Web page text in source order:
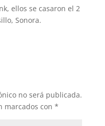
ellos se casaron el 2
Sonora.
no será publicada.
marcados con *